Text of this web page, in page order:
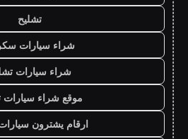
تشليح
شراء سيارات
شراء سيارات
موقع شراء سيارات
ارقام يشترون